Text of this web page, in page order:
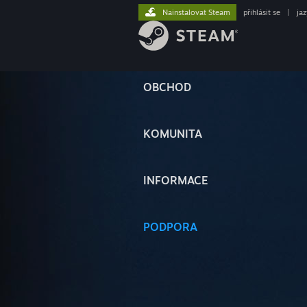
OBCHOD
KOMUNITA
INFORMACE
PODPORA
Nainstalovat Steam přihlásit se